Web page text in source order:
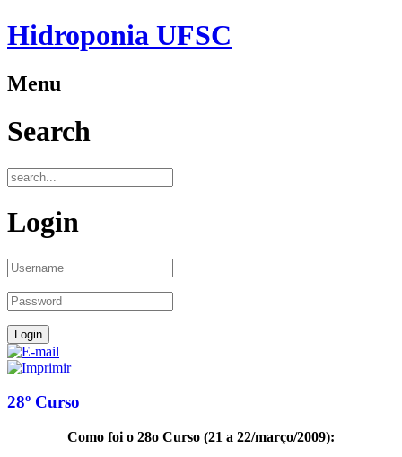
Hidroponia UFSC
Menu
Search
Login
28º Curso
Como foi o 28o Curso (21 a 22/março/2009):